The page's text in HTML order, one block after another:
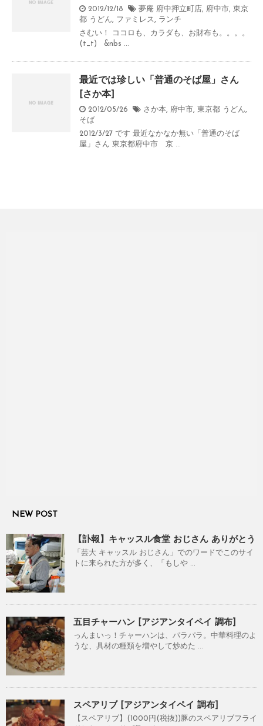
2012/12/18 夢庵 府中押立町店, 府中市, 東京
都 うどん, ファミレス , ランチ
さむい！ ココロも、カラダも、お財布も。。。。
(t_t) &nbs ...
最近では珍しい「普通のそば屋」さん
[さか本]
2012/05/26 さか本, 府中市, 東京都 うどん,
そば
2012/3/27 です 最近なかなか無い「普通のそば
屋」さん 東京都府中市 京 ...
NEW POST
【訃報】キャッスル食堂 おじさん ありがとう
「芸大 キャッスル おじさん」でのワードでこのサイ
トに来られた方が多く、「もしや ...
五目チャーハン [アジアンタイペイ 調布]
っんまいっ！チャーハンは、パラパラ。中華料理のよ
うな、具材の種類を増やして炒めた ...
スペアリブ [アジアンタイペイ 調布]
【スペアリブ】(1000円(税抜))豚のスペアリブフライ